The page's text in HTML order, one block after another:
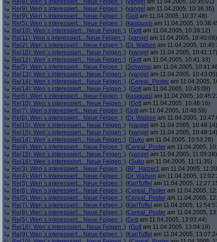
Re(8): Wen´s interessiert... Neue Felgen ;) (yangel am 11.04.2005, 10:35:01)
Re(9): Wen´s interessiert... Neue Felgen ;) (yangel am 11.04.2005, 10:36:35)
Re(9): Wen´s interessiert... Neue Felgen ;) (Gott am 11.04.2005, 10:37:48)
Re(5): Wen´s interessiert... Neue Felgen ;) (kasiquasi am 11.04.2005,
Re(10): Wen´s interessiert... Neue Felgen ;) (Gott am 11.04.2005, 10:39:12)
Re(11): Wen´s interessiert... Neue Felgen ;) (yangel am 11.04.2005, 10:40:08)
Re(2): Wen´s interessiert... Neue Felgen ;) (Dr. Watson am 11.04.2005,
Re(10): Wen´s interessiert... Neue Felgen ;) (yangel am 11.04.2005, 10:41:17)
Re(12): Wen´s interessiert... Neue Felgen ;) (Gott am 11.04.2005, 10:41:33)
Re(5): Wen´s interessiert... Neue Felgen ;) (Schwingi am 11.04.2005,
Re(13): Wen´s interessiert... Neue Felgen ;) (yangel am 11.04.2005, 10:43:05)
Re(14): Wen´s interessiert... Neue Felgen ;) (Cereal_Poster am 11.04.2005,
Re(14): Wen´s interessiert... Neue Felgen ;) (Gott am 11.04.2005, 10:45:08)
Re(6): Wen´s interessiert... Neue Felgen ;) (kasiquasi am 11.04.2005,
Re(10): Wen´s interessiert... Neue Felgen ;) (Gott am 11.04.2005, 10:46:16)
Re(7): Wen´s interessiert... Neue Felgen ;) (Gott am 11.04.2005, 10:46:59)
Re(6): Wen´s interessiert... Neue Felgen ;) (Dr. Watson am 11.04.2005,
Re(15): Wen´s interessiert... Neue Felgen ;) (yangel am 11.04.2005, 10:48:14)
Re(15): Wen´s interessiert... Neue Felgen ;) (yangel am 11.04.2005, 10:49:14)
Re(14): Wen´s interessiert... Neue Felgen ;) (Suko am 11.04.2005, 10:53:28)
Re(4): Wen´s interessiert... Neue Felgen ;) (Cereal_Poster am 11.04.2005,
Re(15): Wen´s interessiert... Neue Felgen ;) (yangel am 11.04.2005, 11:09:28)
Re(16): Wen´s interessiert... Neue Felgen ;) (Suko am 11.04.2005, 11:11:35)
Re(3): Wen´s interessiert... Neue Felgen ;) (BP_Hatzer1 am 11.04.2005,
Re(4): Wen´s interessiert... Neue Felgen ;) (Dr. Watson am 11.04.2005,
Re(5): Wen´s interessiert... Neue Felgen ;) (KarlToffel am 11.04.2005,
Re(6): Wen´s interessiert... Neue Felgen ;) (Cereal_Poster am 11.04.2005,
Re(5): Wen´s interessiert... Neue Felgen ;) (Cereal_Poster am 11.04.2005,
Re(7): Wen´s interessiert... Neue Felgen ;) (KarlToffel am 11.04.2005,
Re(8): Wen´s interessiert... Neue Felgen ;) (Cereal_Poster am 11.04.2005,
Re(5): Wen´s interessiert... Neue Felgen ;) (Gott am 11.04.2005, 13:03:44)
Re(16): Wen´s interessiert... Neue Felgen ;) (Gott am 11.04.2005, 13:04:19)
Re(9): Wen´s interessiert... Neue Felgen ;) (KarlToffel am 11.04.2005,